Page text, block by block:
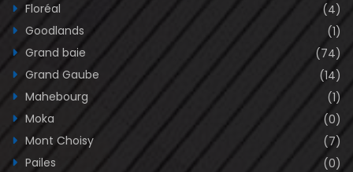
Floréal
(4)
Goodlands
(1)
Grand baie
(74)
Grand Gaube
(14)
Mahebourg
(1)
Moka
(0)
Mont Choisy
(7)
Pailes
(0)